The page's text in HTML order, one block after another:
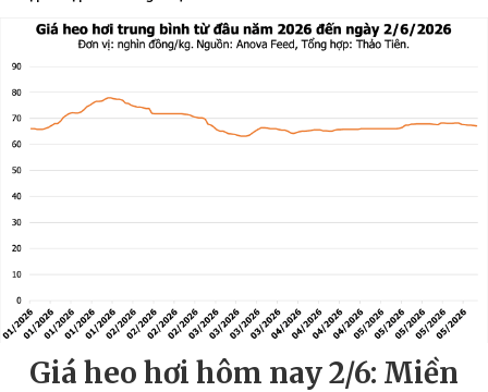
Giá heo hơi hôm nay 2/6: Miền